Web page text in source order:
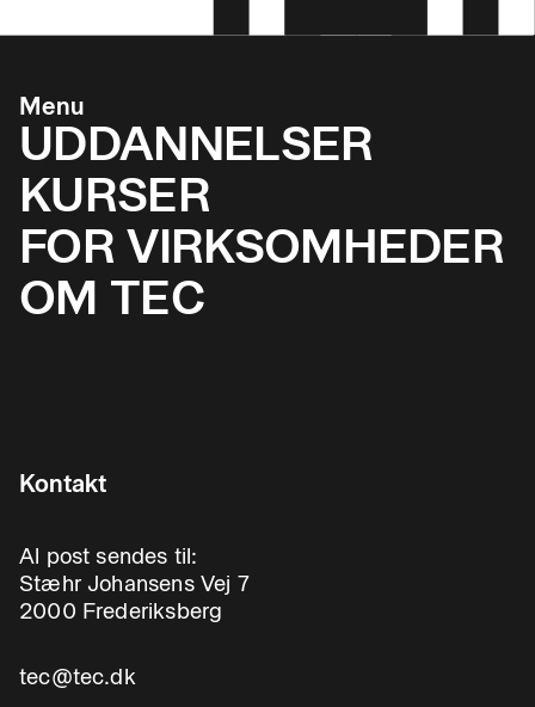
Menu
UDDANNELSER
KURSER
FOR VIRKSOMHEDER
OM TEC
Kontakt
Al post sendes til:
Stæhr Johansens Vej 7
2000 Frederiksberg
tec@tec.dk